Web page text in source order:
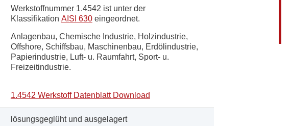
Werkstoffnummer 1.4542 ist unter der
Klassifikation AISI 630​​eingeordnet.
Anlagenbau, Chemische Industrie, Holzindustrie,
Offshore, Schiffsbau, Maschinenbau, Erdölindustrie,
Papierindustrie, Luft- u. Raumfahrt, Sport- u.
Freizeitindustrie.
1.4542 Werkstoff Datenblatt Download
lösungsgeglüht und ausgelagert